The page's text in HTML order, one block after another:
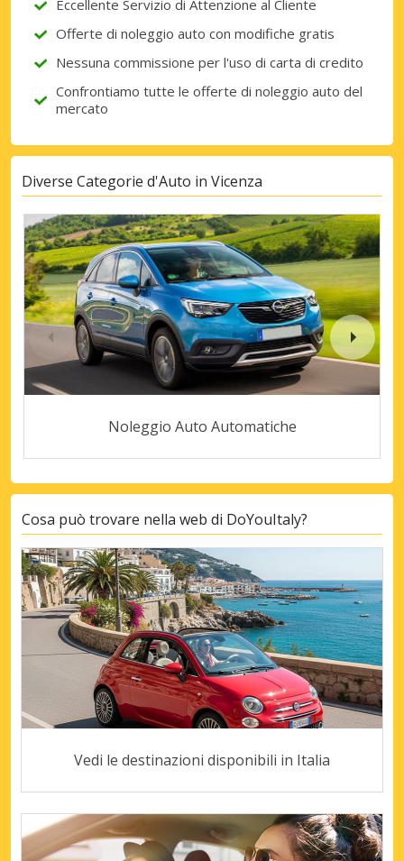
Eccellente Servizio di Attenzione al Cliente
Offerte di noleggio auto con modifiche gratis
Nessuna commissione per l'uso di carta di credito
Confrontiamo tutte le offerte di noleggio auto del
mercato
Diverse Categorie d'Auto in Vicenza
Noleggio Auto Automatiche
Cosa può trovare nella web di DoYouItaly?
Vedi le destinazioni disponibili in Italia